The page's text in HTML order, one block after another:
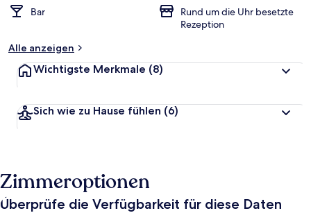
Bar
Rund um die Uhr besetzte
Rezeption
Alle anzeigen
Wichtigste Merkmale (8)
Sich wie zu Hause fühlen (6)
Zimmeroptionen
Überprüfe die Verfügbarkeit für diese Daten